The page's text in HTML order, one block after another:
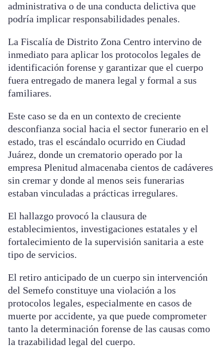
administrativa o de una conducta delictiva que
podría implicar responsabilidades penales.
La Fiscalía de Distrito Zona Centro intervino de
inmediato para aplicar los protocolos legales de
identificación forense y garantizar que el cuerpo
fuera entregado de manera legal y formal a sus
familiares.
Este caso se da en un contexto de creciente
desconfianza social hacia el sector funerario en el
estado, tras el escándalo ocurrido en Ciudad
Juárez, donde un crematorio operado por la
empresa Plenitud almacenaba cientos de cadáveres
sin cremar y donde al menos seis funerarias
estaban vinculadas a prácticas irregulares.
El hallazgo provocó la clausura de
establecimientos, investigaciones estatales y el
fortalecimiento de la supervisión sanitaria a este
tipo de servicios.
El retiro anticipado de un cuerpo sin intervención
del Semefo constituye una violación a los
protocolos legales, especialmente en casos de
muerte por accidente, ya que puede comprometer
tanto la determinación forense de las causas como
la trazabilidad legal del cuerpo.